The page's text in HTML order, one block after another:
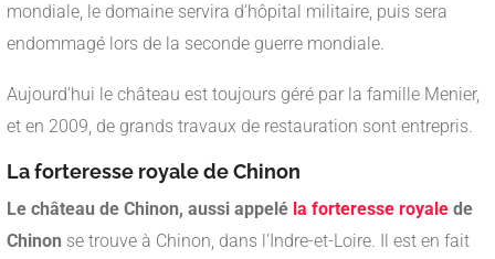
mondiale, le domaine servira d’hôpital militaire, puis sera
endommagé lors de la seconde guerre mondiale.
Aujourd’hui le château est toujours géré par la famille Menier,
et en 2009, de grands travaux de restauration sont entrepris.
La forteresse royale de Chinon
Le château de Chinon, aussi appelé la forteresse royale de
Chinon se trouve à Chinon, dans l’Indre-et-Loire. Il est en fait